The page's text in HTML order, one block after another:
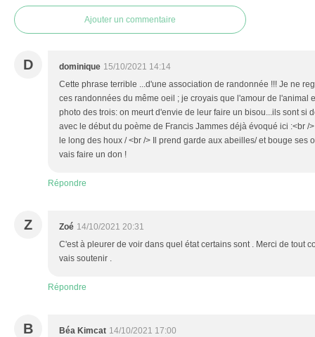
Ajouter un commentaire
D dominique 15/10/2021 14:14
Cette phrase terrible ...d'une association de randonnée !!! Je ne
ces randonnées du même oeil ; je croyais que l'amour de l'animal
photo des trois: on meurt d'envie de leur faire un bisou...ils sont si
avec le début du poème de Francis Jammes déjà évoqué ici :<br /
le long des houx / <br /> Il prend garde aux abeilles/ et bouge ses
vais faire un don !
Répondre
Z Zoé 14/10/2021 20:31
C'est à pleurer de voir dans quel état certains sont . Merci de tout
vais soutenir .
Répondre
B Béa Kimcat 14/10/2021 17:00